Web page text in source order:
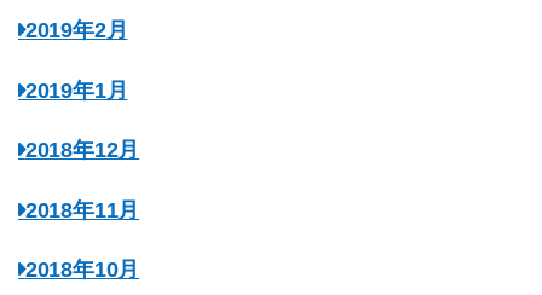
2019年2月
2019年1月
2018年12月
2018年11月
2018年10月